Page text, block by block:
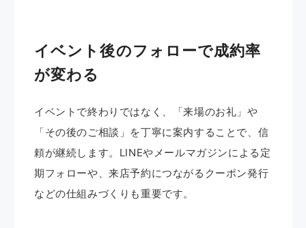
イベント後のフォローで成約率
が変わる
イベントで終わりではなく、「来場のお礼」や
「その後のご相談」を丁寧に案内することで、信
頼が継続します。LINEやメールマガジンによる定
期フォローや、来店予約につながるクーポン発行
などの仕組みづくりも重要です。